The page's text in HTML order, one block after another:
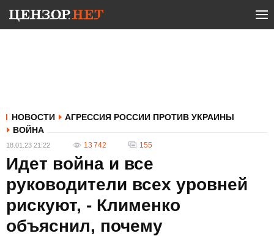
НОВОСТИ
АГРЕССИЯ РОССИИ ПРОТИВ УКРАИНЫ
ВОЙНА
18.01.23 21:22 13 742 155
Идет война и все
руководители всех уровней
рискуют, - Клименко
объяснил, почему